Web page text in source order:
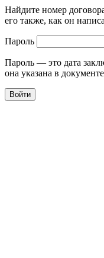
Найдите номер
его также, как он
Пароль
Пароль — это дата
она указана в документе